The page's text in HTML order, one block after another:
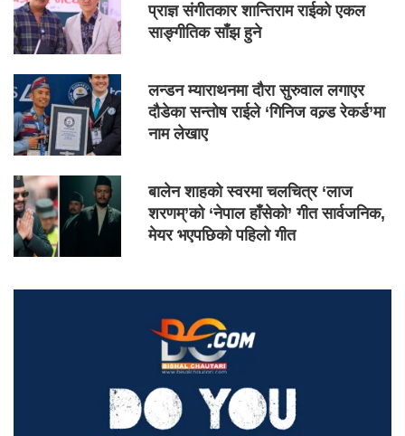
प्राज्ञ संगीतकार शान्तिराम राईको एकल
साङ्गीतिक साँझ हुने
लन्डन म्याराथनमा दौरा सुरुवाल लगाएर
दौडेका सन्तोष राईले ‘गिनिज वल्र्ड रेकर्ड’मा
नाम लेखाए
बालेन शाहको स्वरमा चलचित्र ‘लाज
शरणम्’को ‘नेपाल हाँसेको’ गीत सार्वजनिक,
मेयर भएपछिको पहिलो गीत